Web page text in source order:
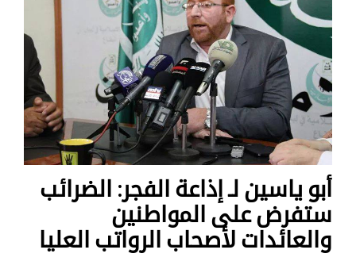
أبو ياسين لـ إذاعة الفجر: الضرائب
ستفرض على المواطنين
والعائدات لأصحاب الرواتب العليا